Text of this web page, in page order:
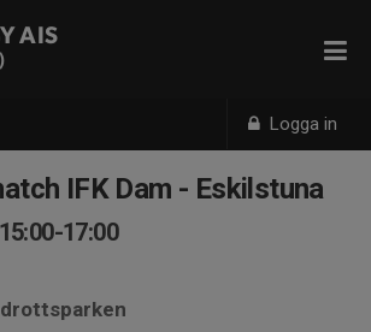
Logga in
AIS
IFK Dam - Eskilstuna
17:00